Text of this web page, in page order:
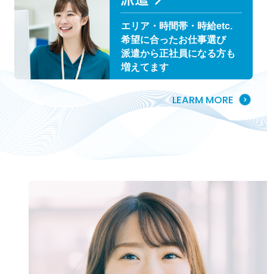
エリア・時間帯・時給etc.
希望に合ったお仕事選び
派遣から正社員になる方も
増えてます
LEARM MORE